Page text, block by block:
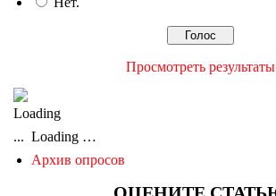
Просмотреть результаты
Loading …
Архив опросов